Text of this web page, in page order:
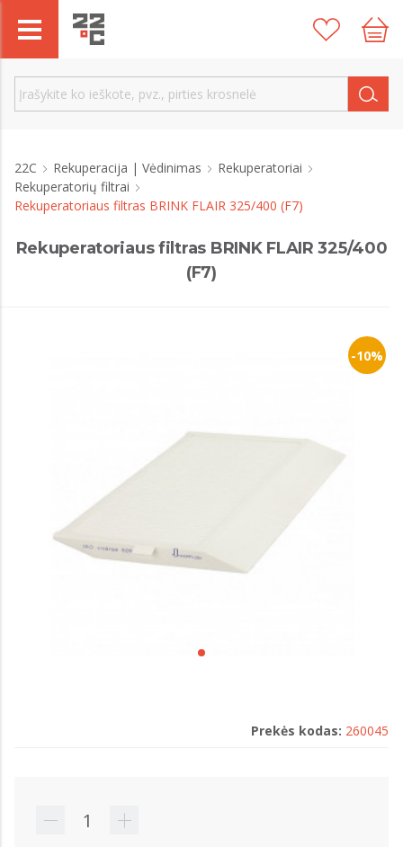
22C Rekuperacija | Vėdinimas
Rekuperatoriai
Rekuperatorių filtrai
Rekuperatoriaus filtras BRINK FLAIR 325/400 (F7)
Rekuperatoriaus filtras BRINK FLAIR 325/400
(F7)
-10%
Prekės kodas: 260045